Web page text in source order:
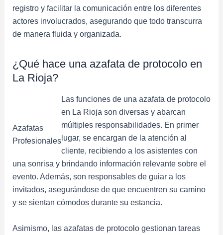
registro y facilitar la comunicación entre los diferentes
actores involucrados, asegurando que todo transcurra
de manera fluida y organizada.
¿Qué hace una azafata de protocolo en
La Rioja?
Azafatas
Profesionales
Las funciones de una azafata de protocolo
en La Rioja son diversas y abarcan
múltiples responsabilidades. En primer
lugar, se encargan de la atención al
cliente, recibiendo a los asistentes con
una sonrisa y brindando información relevante sobre el
evento. Además, son responsables de guiar a los
invitados, asegurándose de que encuentren su camino
y se sientan cómodos durante su estancia.
Asimismo, las azafatas de protocolo gestionan tareas